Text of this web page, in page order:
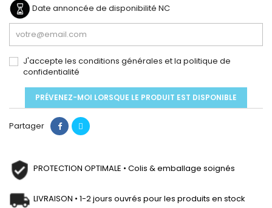
Date annoncée de disponibilité NC
J'accepte les conditions générales et la politique de
confidentialité
PRÉVENEZ-MOI LORSQUE LE PRODUIT EST DISPONIBLE
Partager
PROTECTION OPTIMALE • Colis & emballage soignés
LIVRAISON • 1-2 jours ouvrés pour les produits en stock